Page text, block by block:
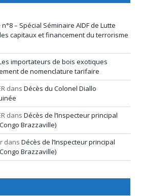
– Spécial Séminaire AIDF de Lutte
capitaux et financement du terrorisme
importateurs de bois exotiques
de nomenclature tarifaire
dans Décès du Colonel Diallo
dans Décès de l’Inspecteur principal
Brazzaville)
dans Décès de l’Inspecteur principal
Brazzaville)